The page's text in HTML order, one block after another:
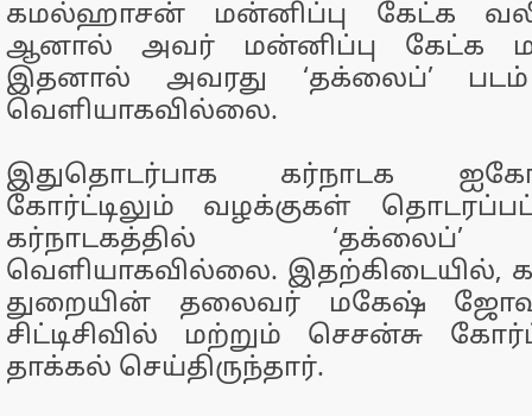
கமல்ஹாசன் மன்னிப்பு கேட்க
ஆனால் அவர் மன்னிப்பு கேட்க
இதனால் அவரது ‘தக்லைப்’ படம்
வெளியாகவில்லை.
இதுதொடர்பாக கர்நாடக
கோர்ட்டிலும் வழக்குகள்
கர்நாடகத்தில் ‘தக்லைப்’
வெளியாகவில்லை. இதற்கிடையில்,
துறையின் தலைவர் மகேஷ்
சிட்டிசிவில் மற்றும் செசன்சு
தாக்கல் செய்திருந்தார்.